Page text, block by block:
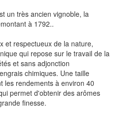
un très ancien vignoble, la
à 1792..
et respectueux de la nature,
qui repose sur le travail de la
et sans adjonction
chimiques. Une taille
les rendements à environ 40
permet d'obtenir des arômes
finesse.